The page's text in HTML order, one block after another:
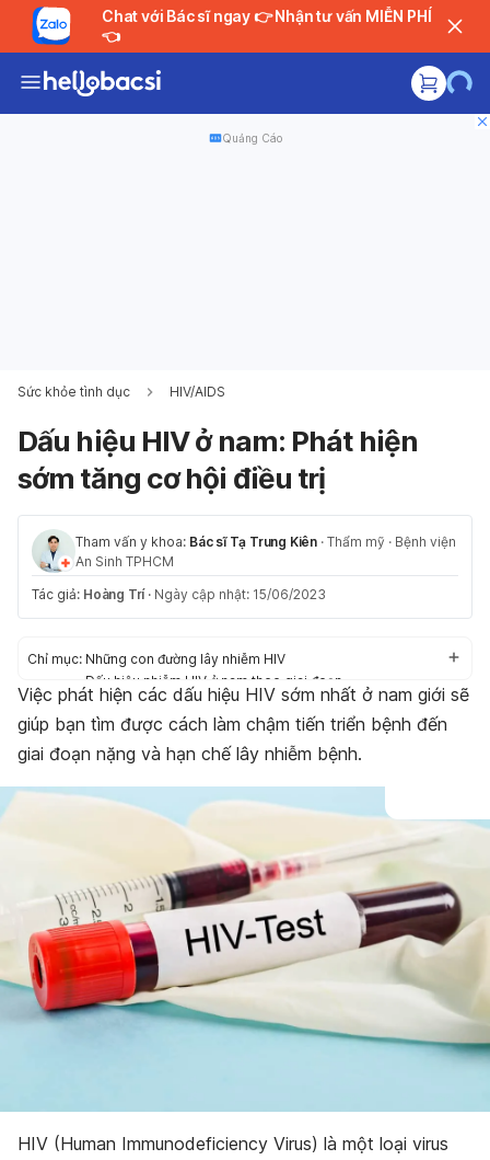
Chat với Bác sĩ ngay 👉 Nhận tư vấn MIỄN PHÍ
👈
Quảng Cáo
Sức khỏe tình dục HIV/AIDS
Dấu hiệu HIV ở nam: Phát hiện
sớm tăng cơ hội điều trị
Tham vấn y khoa: Bác sĩ Tạ Trung Kiên · Thẩm mỹ · Bệnh viện
An Sinh TPHCM
Tác giả: Hoàng Trí · Ngày cập nhật: 15/06/2023
Chỉ mục: Những con đường lây nhiễm HIV
Dấu hiệu nhiễm HIV ở nam theo giai đoạn
Việc phát hiện các dấu hiệu HIV sớm nhất ở nam giới sẽ
giúp bạn tìm được cách làm chậm tiến triển bệnh đến
giai đoạn nặng và hạn chế lây nhiễm bệnh.
HIV (Human Immunodeficiency Virus) là một loại virus